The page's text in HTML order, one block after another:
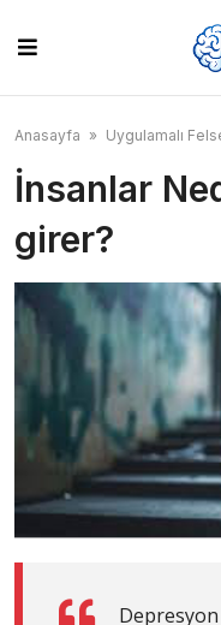
content
Anasayfa » Uygulamalı
İnsanlar
girer?